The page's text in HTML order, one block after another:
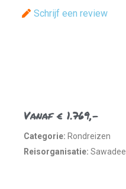
Schrijf een review
Vanaf € 1.769,-
Categorie: Rondreizen
Reisorganisatie: Sawadee